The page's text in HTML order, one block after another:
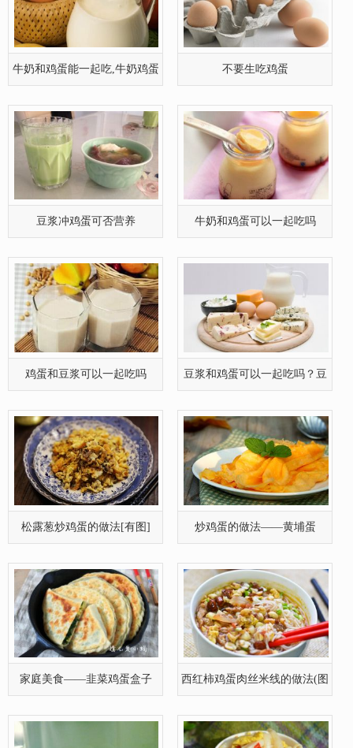
牛奶和鸡蛋能一起吃,牛奶鸡蛋 不要生吃鸡蛋
豆浆冲鸡蛋可否营养 牛奶和鸡蛋可以一起吃吗
鸡蛋和豆浆可以一起吃吗 豆浆和鸡蛋可以一起吃吗？豆
松露葱炒鸡蛋的做法[有图] 炒鸡蛋的做法——黄埔蛋
家庭美食——韭菜鸡蛋盒子 西红柿鸡蛋肉丝米线的做法(图